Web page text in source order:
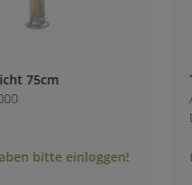
Trockenblumenstrauß
Für Preisangaben bitte